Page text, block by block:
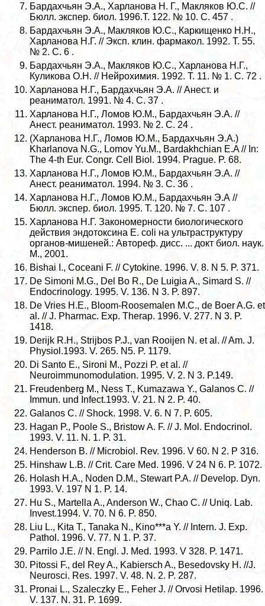
Бардахчьян Э.А., Харланова Н. Г., Макляков Ю.С. //
Бюлл. экспер. биол. 1996.T. 122. № 10. C. 457 .
Бардахчьян Э.А., Макляков Ю.С., Каркищенко Н.Н.,
Харланова Н.Г. // Эксп. клин. фармакол. 1992. T. 55.
№ 2. C. 6 .
Бардахчьян Э.А., Макляков Ю.С., Харланова Н.Г.,
Куликова О.Н. // Нейрохимия. 1992. T. 11. № 1. C. 72 .
Харланова Н.Г., Бардахчьян Э.А. // Анест. и
реаниматол. 1991. № 4. C. 37 .
Харланова Н.Г., Ломов Ю.М., Бардахчьян Э.А. //
Анест. реаниматол. 1993. № 2. C. 24 .
(Харланова Н.Г., Ломов Ю.М., Бардахчьян Э.А.)
Kharlanova N.G., Lomov Yu.M., Bardakhchian E.A // In:
The 4-th Eur. Congr. Cell Biol. 1994. Prague. P. 68.
Харланова Н.Г., Ломов Ю.М., Бардахчьян Э.А. //
Анест. реаниматол. 1994. № 3. C. 36 .
Харланова Н.Г., Ломов Ю.М., Бардахчьян Э.А //
Бюлл. экспер. биол. 1995. T. 120. № 7. C. 107 .
Харланова Н.Г. Закономерности биологического
действия эндотоксина E. сoli на ультраструктуру
органов-мишеней.: Автореф. дисс. ... докт биол. наук.
М., 2001.
Bishai I., Coceani F. // Cytokine. 1996. V. 8. N 5. P. 371.
De Simoni M.G., Del Bo R., De Luigia A., Simard S. //
Endocrinology. 1995. V. 136. N 3. P. 897.
De Vries H.E., Bloom-Roosemalen M.C., de Boer A.G. et
al. // J. Pharmac. Exp. Therap. 1996. V. 277. N 3. P.
1418.
Derijk R.H., Strijbos P.J., van Rooijen N. et al. // Am. J.
Physiol.1993. V. 265. N5. P. 1179.
Di Santo E., Sironi M., Pozzi P. et al. //
Neuroimmunomodulation. 1995. V. 2. N 3. P.149.
Freudenberg M., Ness T., Kumazawa Y., Galanos C. //
Immun. und Infect.1993. V. 21. N 2. P. 40.
Galanos C. // Shock. 1998. V. 6. N 7. P. 605.
Hagan P., Poole S., Bristow A. F. // J. Mol. Endocrinol.
1993. V. 11. N. 1. P. 31.
Henderson B. // Microbiol. Rev. 1996. V 60. N 2. P 316.
Hinshaw L.B. // Crit. Care Med. 1996. V 24 N 6. P. 1072.
Holash H.A., Noden D.M., Stewart P.A. // Develop. Dyn.
1993. V. 197 N 1. P. 14.
Hu S., Martella A., Anderson W., Chao C. // Uniq. Lab.
Invest.1994. V. 70. N 6. P. 850.
Liu L., Kita T., Tanaka N., Kino***a Y. // Intern. J. Exp.
Pathol. 1996. V. 77. N 1. P. 37.
Parrilo J.E. // N. Engl. J. Med. 1993. V 328. P. 1471.
Pitossi F., del Rey A., Kabiersch A., Besedovsky H. //J.
Neurosci. Res. 1997. V. 48. N. 2. P. 287.
Pronai L., Szaleczky E., Feher J. // Orvosi Hetilap. 1996.
V. 137. N. 31. P. 1699.